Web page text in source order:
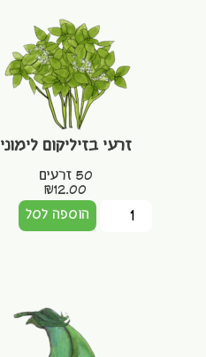
זרעי בזיליקום לימוני
50 זרעים
₪12.00
הוספה לסל